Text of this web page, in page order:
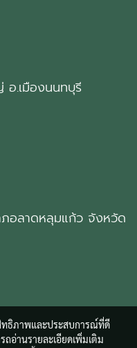
อ.เมืองนนทบุรี
อลาดหลุมแก้ว จังหวัด
ทธิภาพและประสบการณ์ที่ดี
ถอ่านรายละเอียดเพิ่มเติม